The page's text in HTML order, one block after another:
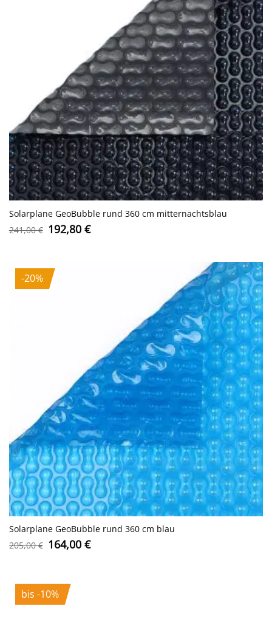
Solarplane GeoBubble rund 360 cm mitternachtsblau
241,00€ Ursprünglicher
Preis
192,80 €Aktueller
-20%
Solarplane GeoBubble rund 360 cm blau
205,00€ Ursprünglicher
Preis
164,00 €Aktueller
bis -10%